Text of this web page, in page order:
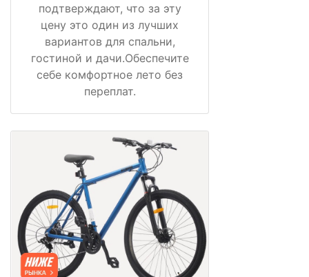
подтверждают, что за эту
цену это один из лучших
вариантов для спальни,
гостиной и дачи.Обеспечите
себе комфортное лето без
переплат.